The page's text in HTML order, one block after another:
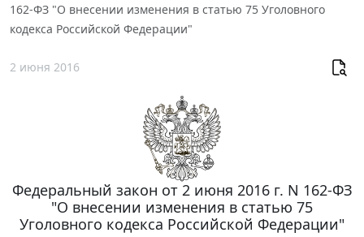
162-ФЗ "О внесении изменения в статью 75 Уголовного
кодекса Российской Федерации"
2 июня 2016
Федеральный закон от 2 июня 2016 г. N 162-ФЗ
"О внесении изменения в статью 75
Уголовного кодекса Российской Федерации"